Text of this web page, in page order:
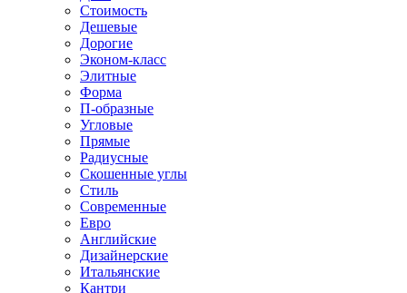
Стоимость
Дешевые
Дорогие
Эконом-класс
Элитные
Форма
П-образные
Угловые
Прямые
Радиусные
Скошенные углы
Стиль
Современные
Евро
Английские
Дизайнерские
Итальянские
Кантри